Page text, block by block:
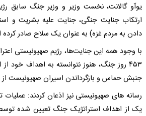
یوآو گالانت، نخست وزیر و وزیر جنگ سابق
ارتکاب جنایت جنگی، جنایت علیه بشریت و
دادن به مردم غزه) به عنوان یک سلاح صادر
با وجود همه این جنایت‌ها، رژیم صهیونیستی
۴۵۳ روز جنگ، هنوز نتوانسته به اهداف خود
جنبش حماس و بازگرداندن اسیران صهیونیست از
رسانه های صهیونیستی نیز اذعان کردند: عملیات
یک از اهداف استراتژیک جنگ تعیین شده